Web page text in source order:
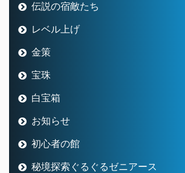
伝説の宿敵たち
レベル上げ
金策
宝珠
白宝箱
お知らせ
初心者の館
秘境探索ぐるぐるゼニアース